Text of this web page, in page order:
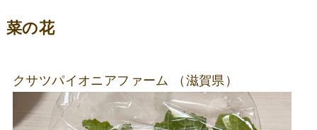
菜の花
クサツパイオニアファーム （滋賀県）